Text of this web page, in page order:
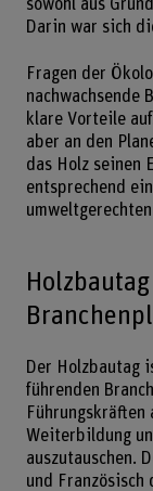
sowohl aus
Darin war sich
Fragen der
nachwachsende
klare Vorteile
aber an den
das Holz seinen
entsprechend
Der Holzbautag
führenden
Weiterbildung
auszutauschen.
und Französisch